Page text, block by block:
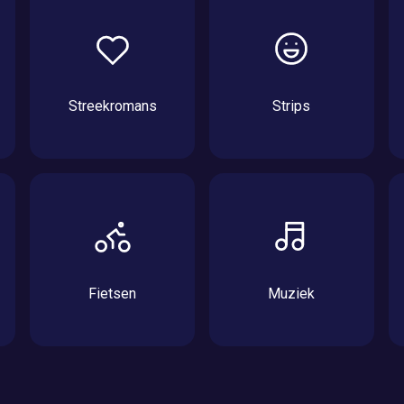
Streekromans Strips
Fietsen Muziek